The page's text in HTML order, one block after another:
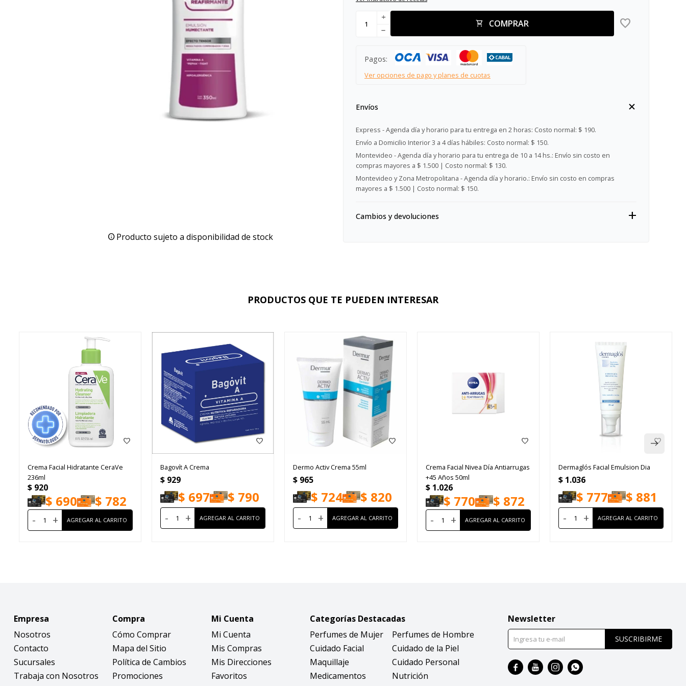
Producto sujeto a disponibilidad de stock
COMPRAR
add
remove
Pagos:
Ver opciones de pago y planes de cuotas
Envíos
Express - Agenda día y horario para tu entrega en 2 horas: Costo normal: $ 190.
Envío a Domicilio Interior 3 a 4 días hábiles: Costo normal: $ 150.
Montevideo - Agenda día y horario para tu entrega de 10 a 14 hs.: Envío sin costo en
compras mayores a $ 1.500 | Costo normal: $ 130.
Montevideo y Zona Metropolitana - Agenda día y horario.: Envío sin costo en compras
mayores a $ 1.500 | Costo normal: $ 150.
Cambios y devoluciones
PRODUCTOS QUE TE PUEDEN INTERESAR
Crema Facial Hidratante CeraVe
236ml
$ 920
$ 690 $ 782
- +
Bagovít A Crema
$ 929
$ 697 $ 790
- +
Dermo Activ Crema 55ml
$ 965
$ 724 $ 820
- +
Crema Facial Nivea Día Antiarrugas
+45 Años 50ml
$ 1.026
$ 770 $ 872
- +
Dermaglós Facial Emulsion Dia
$ 1.036
$ 777 $ 881
- +
Empresa
Nosotros
Contacto
Sucursales
Trabaja con Nosotros
Compra
Cómo Comprar
Mapa del Sitio
Política de Cambios
Promociones
Mi Cuenta
Mi Cuenta
Mis Compras
Mis Direcciones
Favoritos
Categorías Destacadas
Perfumes de Mujer
Perfumes de Hombre
Cuidado Facial
Cuidado de la Piel
Maquillaje
Cuidado Personal
Medicamentos
Nutrición
Newsletter
SUSCRIBIRME
   